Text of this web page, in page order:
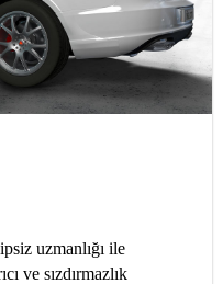
uzmanlığı ile
ve sızdırmazlık